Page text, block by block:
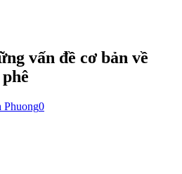
vấn đề cơ bản về
Phuong0